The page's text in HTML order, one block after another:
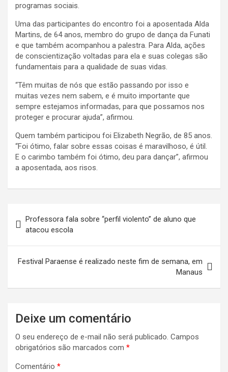
programas sociais.
Uma das participantes do encontro foi a aposentada Alda
Martins, de 64 anos, membro do grupo de dança da Funati
e que também acompanhou a palestra. Para Alda, ações
de conscientização voltadas para ela e suas colegas são
fundamentais para a qualidade de suas vidas.
“Têm muitas de nós que estão passando por isso e
muitas vezes nem sabem, e é muito importante que
sempre estejamos informadas, para que possamos nos
proteger e procurar ajuda”, afirmou.
Quem também participou foi Elizabeth Negrão, de 85 anos.
“Foi ótimo, falar sobre essas coisas é maravilhoso, é útil.
E o carimbo também foi ótimo, deu para dançar”, afirmou
a aposentada, aos risos.
de
Post
Professora fala sobre “perfil violento” de aluno que
atacou escola
Festival Paraense é realizado neste fim de semana, em
Manaus
Deixe um comentário
O seu endereço de e-mail não será publicado. Campos
obrigatórios são marcados com *
Comentário *